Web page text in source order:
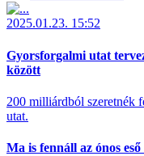
2025.01.23. 15:52
Gyorsforgalmi utat
között
200 milliárdból szeretnék
utat.
Ma is fennáll az ónos eső